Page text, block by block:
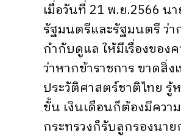
เมื่อวันที่ 21 พ.ย.2566
รัฐมนตรีและรัฐมนตรี ว่า
กำกับดูแล ให้มีเรื่องของ
ว่าหากข้าราชการ ขาดสิ่
ประวัติศาสตร์ชาติไทย รู้
ขั้น เงินเดือนก็ต้องมีควา
กระทรวงก็รับลูกรองนา